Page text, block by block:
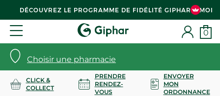
DÉCOUVREZ LE PROGRAMME DE FIDÉLITÉ GIPHAR & MOI
Choisir une pharmacie
0
CLICK &
COLLECT
PRENDRE
RENDEZ-
VOUS
ENVOYER
MON
ORDONNANCE